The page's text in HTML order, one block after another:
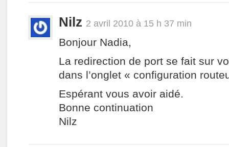
Nilz 2 avril 2010 à 15 h 37 min
Bonjour Nadia,
La redirection de port se fait sur
dans l’onglet « configuration
Espérant vous avoir aidé.
Bonne continuation
Nilz